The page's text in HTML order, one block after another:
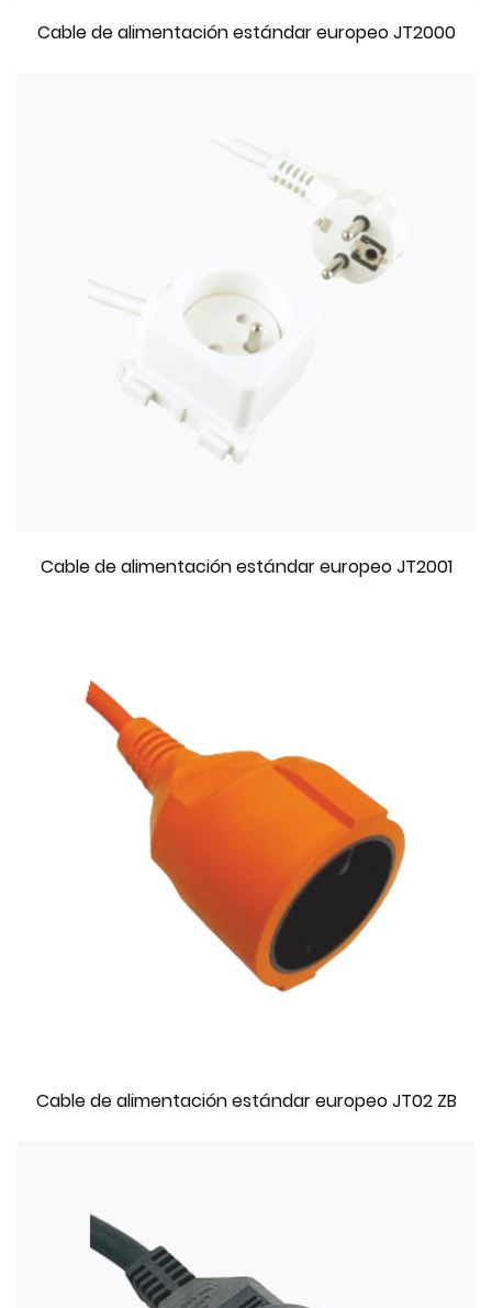
Cable de alimentación estándar europeo JT2000
Cable de alimentación estándar europeo JT2001
Cable de alimentación estándar europeo JT02 ZB